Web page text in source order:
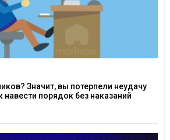
Значит, вы потерпели неудачу
навести порядок без наказаний